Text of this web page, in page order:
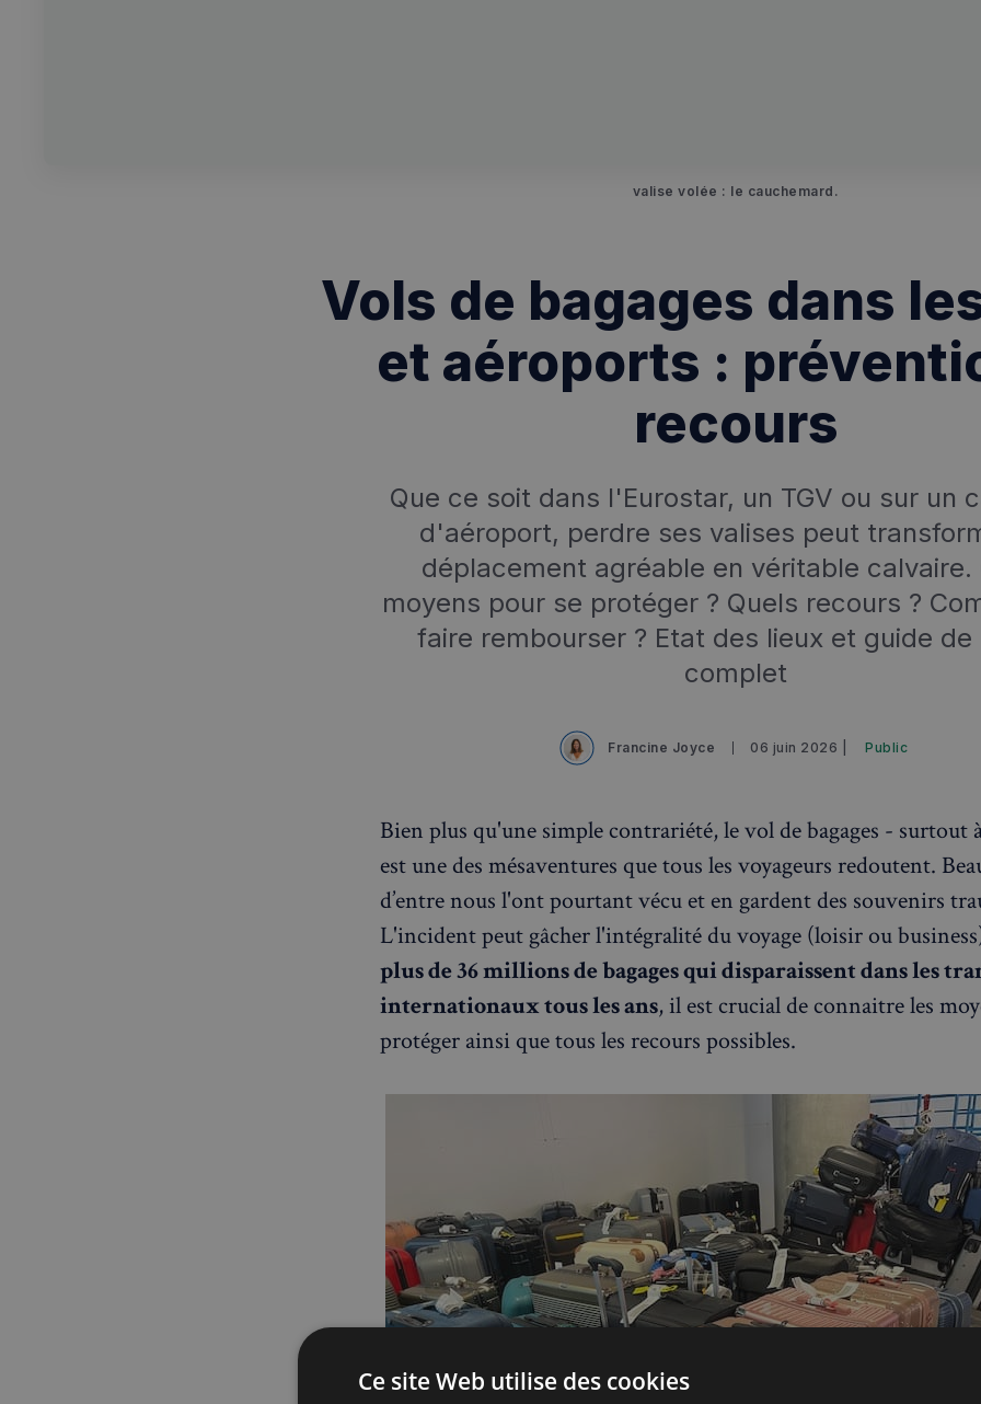
valise volée : le cauchemard.
Vols de bagages dans
et aéroports :
recours
Que ce soit dans l'Eurostar, un TGV ou sur un
d'aéroport, perdre ses valises peut
déplacement agréable en véritable calvaire.
moyens pour se protéger ? Quels recours ?
faire rembourser ? Etat des lieux et guide de
complet
Francine Joyce 06 juin 2026 | Public
Bien plus qu'une simple contrariété, le vol de bagages - surtout
est une des mésaventures que tous les voyageurs redoutent.
d’entre nous l'ont pourtant vécu et en gardent des souvenirs
L'incident peut gâcher l'intégralité du voyage (loisir ou
plus de 36 millions de bagages qui disparaissent dans les
internationaux tous les ans, il est crucial de connaitre les
protéger ainsi que tous les recours possibles.
Ce site Web utilise des cookies